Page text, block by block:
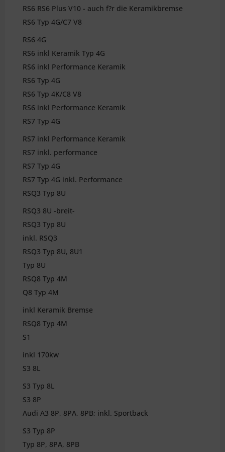
RS6 RS6 Plus V10 - auch f?r die Keramikbremse
RS6 Typ 4G/C7 V8
RS6 4G
RS6 inkl Keramik Typ 4G
RS6 inkl Performance Keramik
RS6 Typ 4G
RS6 Typ 4K/C8 V8
RS6 inkl Performance Keramik
RS7 Typ 4G
RS7 inkl Performance Keramik
RS7 inkl. performance
RS7 Typ 4G
RS7 Typ 4G inkl. Performance
RSQ3 Typ 8U
RSQ3 8U -breit-
RSQ3 Typ 8U
inkl. RSQ3
RSQ3 Typ 8U, 8U1
Typ 8U
RSQ8 Typ 4M
Q8 Typ 4M
inkl Keramik Bremse
RSQ8 Typ 4M
S1
inkl 170kw
S3 8L
S3 Typ 8L
S3 8P
Audi A3 8P, 8PA, 8PB; inkl. Sportback
S3 Typ 8P
Typ 8P, 8PA, 8PB